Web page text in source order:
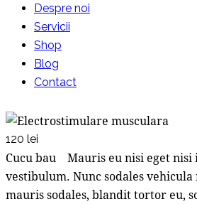
Despre noi
Servicii
Shop
Blog
Contact
120 lei
Cucu bau Mauris eu nisi eget
vestibulum. Nunc sodales vehicula
mauris sodales, blandit tortor eu,